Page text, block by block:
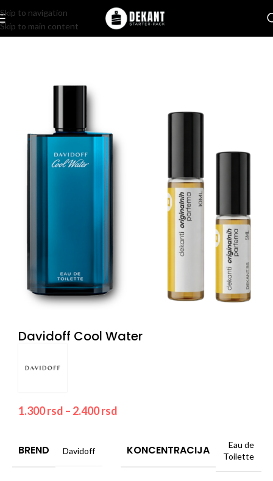
Skip to navigation
Skip to main content
Home/Pakovanje/ Komercijalno
Davidoff Cool Water
1.300rsd – 2.400rsd
BREND Davidoff KONCENTRACIJA
Eau de
Toilette